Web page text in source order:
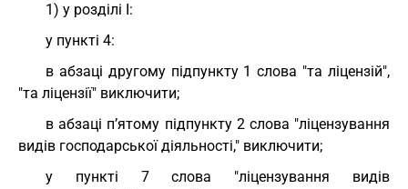
1) у розділі I:
у пункті 4:
в абзаці другому підпункту 1 слова "та ліцензій",
"та ліцензії" виключити;
в абзаці п’ятому підпункту 2 слова "ліцензування
видів господарської діяльності," виключити;
у пункті 7 слова "ліцензування видів